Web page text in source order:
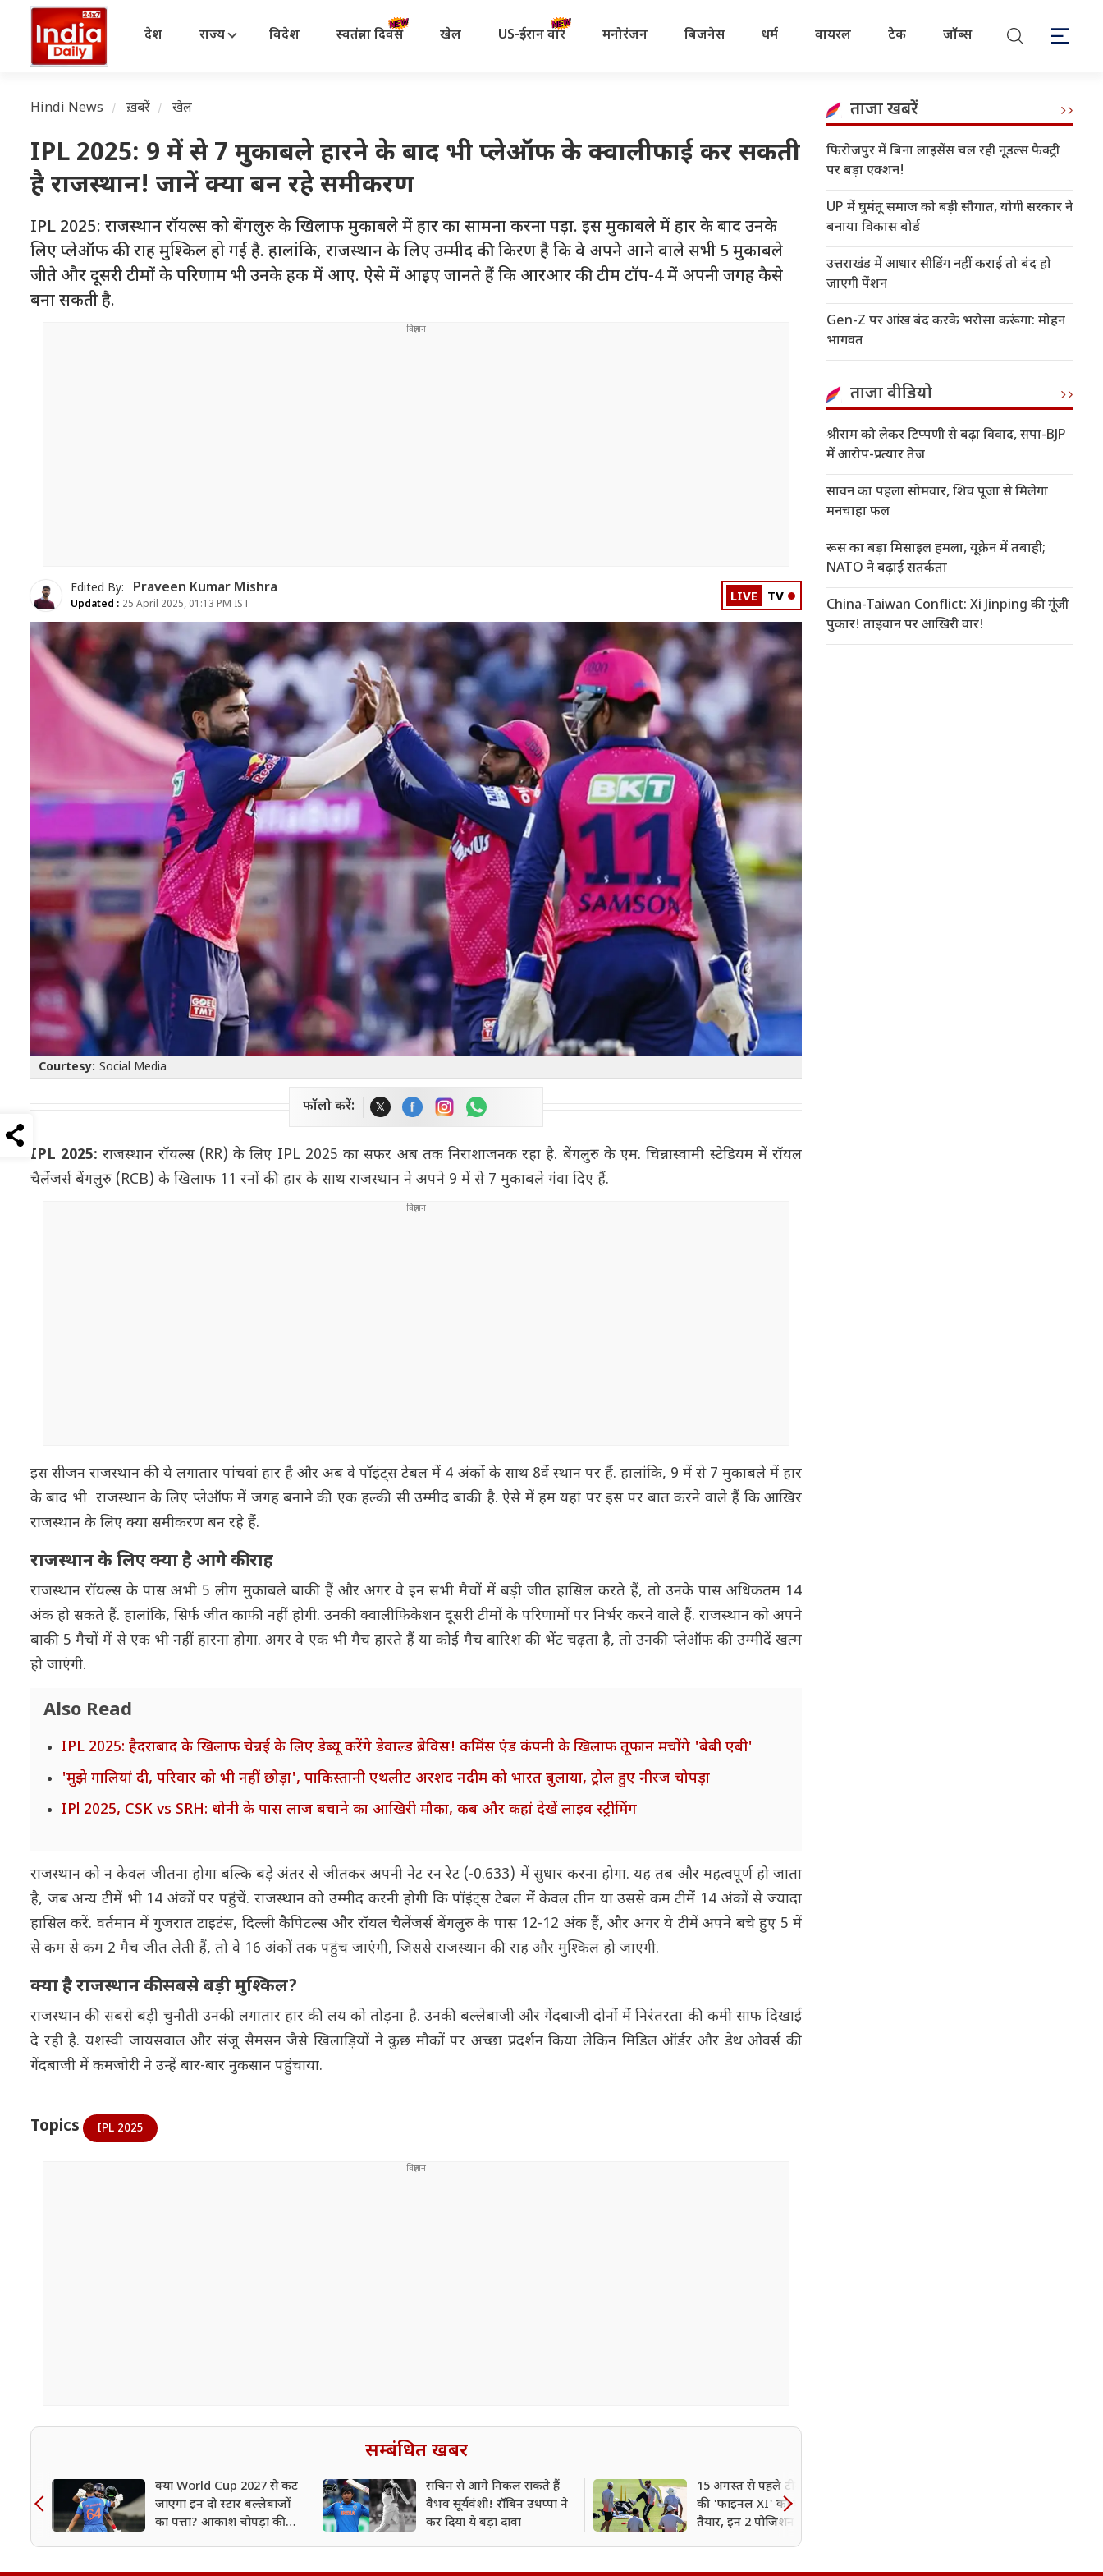
देश राज्य विदेश स्वतंत्रता दिवस खेल US-ईरान वॉर मनोरंजन बिजनेस धर्म वायरल टेक जॉब्स
Hindi News ख़बरें खेल
IPL 2025: 9 में से 7 मुकाबले हारने के बाद भी प्लेऑफ के क्वालीफाई कर सकती
है राजस्थान! जानें क्या बन रहे समीकरण
IPL 2025: राजस्थान रॉयल्स को बेंगलुरु के खिलाफ मुकाबले में हार का सामना करना पड़ा. इस मुकाबले में हार के बाद उनके
लिए प्लेऑफ की राह मुश्किल हो गई है. हालांकि, राजस्थान के लिए उम्मीद की किरण है कि वे अपने आने वाले सभी 5 मुकाबले
जीते और दूसरी टीमों के परिणाम भी उनके हक में आए. ऐसे में आइए जानते हैं कि आरआर की टीम टॉप-4 में अपनी जगह कैसे
बना सकती है.
Edited By: Praveen Kumar Mishra
Updated : 25 April 2025, 01:13 PM IST LIVE TV
Courtesy: Social Media
फॉलो करें:
IPL 2025: राजस्थान रॉयल्स (RR) के लिए IPL 2025 का सफर अब तक निराशाजनक रहा है. बेंगलुरु के एम. चिन्नास्वामी स्टेडियम में रॉयल
चैलेंजर्स बेंगलुरु (RCB) के खिलाफ 11 रनों की हार के साथ राजस्थान ने अपने 9 में से 7 मुकाबले गंवा दिए हैं.
इस सीजन राजस्थान की ये लगातार पांचवां हार है और अब वे पॉइंट्स टेबल में 4 अंकों के साथ 8वें स्थान पर हैं. हालांकि, 9 में से 7 मुकाबले में हार
के बाद भी राजस्थान के लिए प्लेऑफ में जगह बनाने की एक हल्की सी उम्मीद बाकी है. ऐसे में हम यहां पर इस पर बात करने वाले हैं कि आखिर
राजस्थान के लिए क्या समीकरण बन रहे हैं.
राजस्थान के लिए क्या है आगे की राह
राजस्थान रॉयल्स के पास अभी 5 लीग मुकाबले बाकी हैं और अगर वे इन सभी मैचों में बड़ी जीत हासिल करते हैं, तो उनके पास अधिकतम 14
अंक हो सकते हैं. हालांकि, सिर्फ जीत काफी नहीं होगी. उनकी क्वालीफिकेशन दूसरी टीमों के परिणामों पर निर्भर करने वाले हैं. राजस्थान को अपने
बाकी 5 मैचों में से एक भी नहीं हारना होगा. अगर वे एक भी मैच हारते हैं या कोई मैच बारिश की भेंट चढ़ता है, तो उनकी प्लेऑफ की उम्मीदें खत्म
हो जाएंगी.
Also Read
IPL 2025: हैदराबाद के खिलाफ चेन्नई के लिए डेब्यू करेंगे डेवाल्ड ब्रेविस! कमिंस एंड कंपनी के खिलाफ तूफान मचाेंगे 'बेबी एबी'
'मुझे गालियां दी, परिवार को भी नहीं छोड़ा', पाकिस्तानी एथलीट अरशद नदीम को भारत बुलाया, ट्रोल हुए नीरज चोपड़ा
IPl 2025, CSK vs SRH: धोनी के पास लाज बचाने का आखिरी मौका, कब और कहां देखें लाइव स्ट्रीमिंग
राजस्थान को न केवल जीतना होगा बल्कि बड़े अंतर से जीतकर अपनी नेट रन रेट (-0.633) में सुधार करना होगा. यह तब और महत्वपूर्ण हो जाता
है, जब अन्य टीमें भी 14 अंकों पर पहुंचें. राजस्थान को उम्मीद करनी होगी कि पॉइंट्स टेबल में केवल तीन या उससे कम टीमें 14 अंकों से ज्यादा
हासिल करें. वर्तमान में गुजरात टाइटंस, दिल्ली कैपिटल्स और रॉयल चैलेंजर्स बेंगलुरु के पास 12-12 अंक हैं, और अगर ये टीमें अपने बचे हुए 5 में
से कम से कम 2 मैच जीत लेती हैं, तो वे 16 अंकों तक पहुंच जाएंगी, जिससे राजस्थान की राह और मुश्किल हो जाएगी.
क्या है राजस्थान की सबसे बड़ी मुश्किल?
राजस्थान की सबसे बड़ी चुनौती उनकी लगातार हार की लय को तोड़ना है. उनकी बल्लेबाजी और गेंदबाजी दोनों में निरंतरता की कमी साफ दिखाई
दे रही है. यशस्वी जायसवाल और संजू सैमसन जैसे खिलाड़ियों ने कुछ मौकों पर अच्छा प्रदर्शन किया लेकिन मिडिल ऑर्डर और डेथ ओवर्स की
गेंदबाजी में कमजोरी ने उन्हें बार-बार नुकसान पहुंचाया.
Topics IPL 2025
सम्बंधित खबर
क्या World Cup 2027 से कट
जाएगा इन दो स्टार बल्लेबाजों
का पत्ता? आकाश चोपड़ा की
सचिन से आगे निकल सकते हैं
वैभव सूर्यवंशी! रॉबिन उथप्पा ने
कर दिया ये बड़ा दावा
15 अगस्त से पहले टीम इंडिया
की 'फाइनल XI' का ब्लूप्रिंट
तैयार, इन 2 पोजिशन पर सस्पेंस
ताजा खबरें
फिरोजपुर में बिना लाइसेंस चल रही नूडल्स फैक्ट्री
पर बड़ा एक्शन!
UP में घुमंतू समाज को बड़ी सौगात, योगी सरकार ने
बनाया विकास बोर्ड
उत्तराखंड में आधार सीडिंग नहीं कराई तो बंद हो
जाएगी पेंशन
Gen-Z पर आंख बंद करके भरोसा करूंगा: मोहन
भागवत
ताजा वीडियो
श्रीराम को लेकर टिप्पणी से बढ़ा विवाद, सपा-BJP
में आरोप-प्रत्यार तेज
सावन का पहला सोमवार, शिव पूजा से मिलेगा
मनचाहा फल
रूस का बड़ा मिसाइल हमला, यूक्रेन में तबाही;
NATO ने बढ़ाई सतर्कता
China-Taiwan Conflict: Xi Jinping की गूंजी
पुकार! ताइवान पर आखिरी वार!